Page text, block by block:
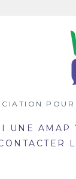
UNE AMAP